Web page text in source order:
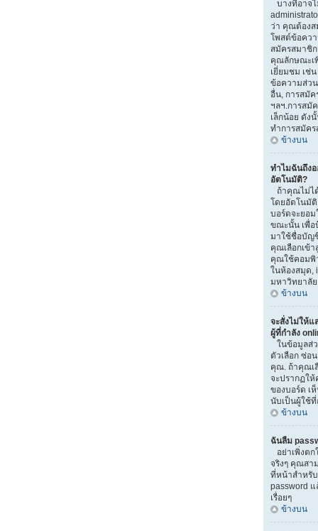
บางทีอาจ
ว่า คุณต้องส
โพสต์ข้อควา
สมัครสมาชิ
คุณลักษณะเ
เยี่ยมชม เช่
ข้อความส่ว
อื่น, การสมัค
ฯลฯ.การสมั
เล็กน้อย ดัง
ทำการสมัค
ข้างบน
ทำไมฉันถึง
อัตโนมัติ?
ถ้าคุณไม่ไ
โดยอัตโนมั
บอร์ดจะยอ
ขณะนั้น เพื่อ
มาใช้ชื่อบัญ
คุณเลือกเข้
คุณใช้คอมพิ
ในห้องสมุด,
มหาวิทยาลัย
ข้างบน
จะสั่งไม่ให้แ
ผู้ที่กำลัง
ในข้อมูลส่
ตัวเลือก ซ่อ
คุณ. ถ้าคุณเ
จะปรากฏใ
ของบอร์ด เ
นับเป็นผู้ใช้
ข้างบน
ฉันลืม
อย่าเพิ่งต
จริงๆ คุณสา
ที่หน้าสำหรั
password
เรื่อยๆ
ข้างบน